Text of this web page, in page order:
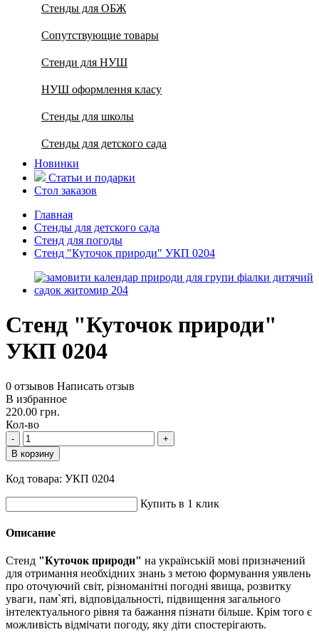
Стенды для ОБЖ
Сопутствующие товары
Стенди для НУШ
НУШ оформлення класу
Стенды для школы
Стенды для детского сада
Новинки
Статьи и подарки
Стол заказов
Главная
Стенды для детского сада
Стенд для погоды
Стенд "Куточок природи" УКП 0204
Стенд "Куточок природи"
УКП 0204
0 отзывов Написать отзыв
В избранное
220.00 грн.
Кол-во
-
+
В корзину
Код товара: УКП 0204
Купить в 1 клик
Описание
Стенд "Куточок природи" на українській мові призначений
для отримання необхідних знань з метою формування уявлень
про оточуючий світ, різноманітні погодні явища, розвитку
уваги, пам`яті, відповідальності, підвищення загального
інтелектуального рівня та бажання пізнати більше. Крім того є
можливість відмічати погоду, яку діти спостерігають.